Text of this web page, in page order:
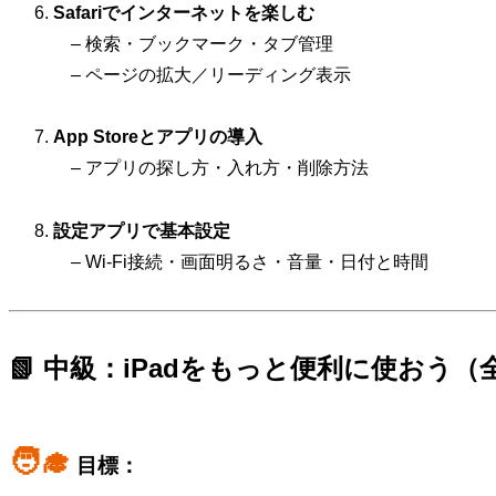
Safariでインターネットを楽しむ
– 検索・ブックマーク・タブ管理
– ページの拡大／リーディング表示
App Storeとアプリの導入
– アプリの探し方・入れ方・削除方法
設定アプリで基本設定
– Wi-Fi接続・画面明るさ・音量・日付と時間
📗 中級：iPadをもっと便利に使おう（
🧑‍🎓 目標：